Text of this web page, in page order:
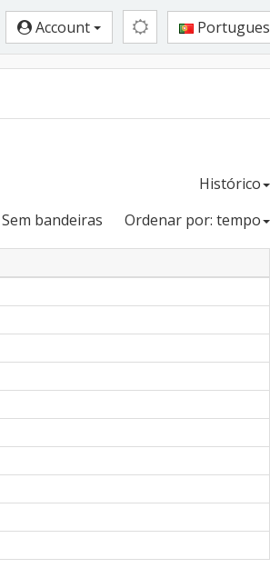
Account Portugues
Histórico
Sem bandeiras Ordenar por: tempo